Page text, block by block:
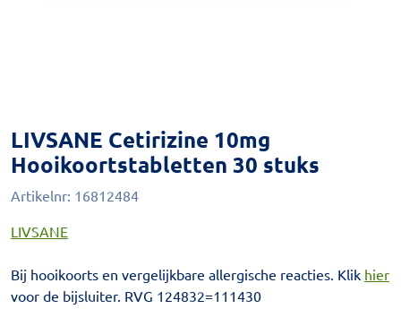
LIVSANE Cetirizine 10mg
Hooikoortstabletten 30 stuks
Artikelnr: 16812484
LIVSANE
Bij hooikoorts en vergelijkbare allergische reacties. Klik hier
voor de bijsluiter. RVG 124832=111430